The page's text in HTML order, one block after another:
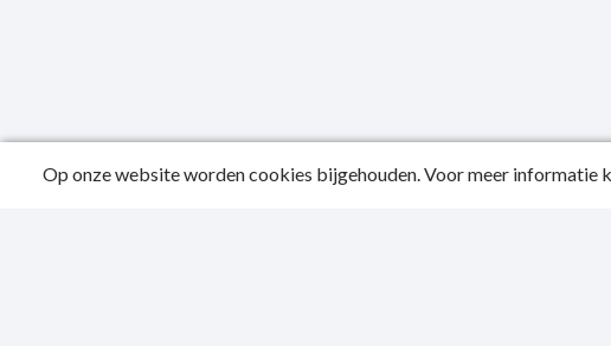
Publicatiedatum: 26-
Op onze website worden cookies bijgehouden. Voor meer informatie